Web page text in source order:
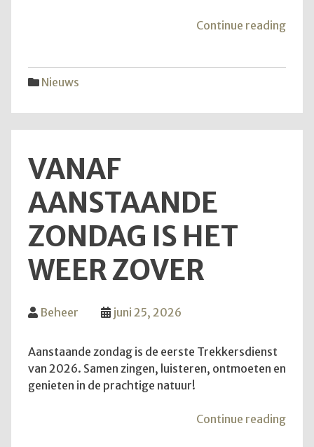
Continue reading
Nieuws
VANAF
AANSTAANDE
ZONDAG IS HET
WEER ZOVER
Beheer juni 25, 2026
Aanstaande zondag is de eerste Trekkersdienst
van 2026. Samen zingen, luisteren, ontmoeten en
genieten in de prachtige natuur!
Continue reading